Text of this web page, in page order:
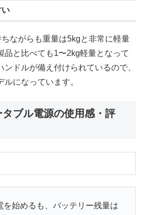
ながらも重量は5kgと非常に軽量
品と比べても1〜2kg軽量となって
ンドルが備え付けられているので、
になっています。
ブル電源の使用感・評
を始めるも、バッテリー残量は